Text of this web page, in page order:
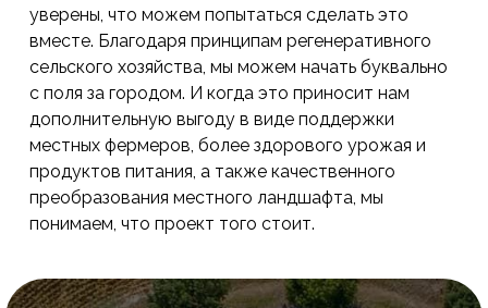
уверены, что можем попытаться сделать это
вместе. Благодаря принципам регенеративного
сельского хозяйства, мы можем начать буквально
с поля за городом. И когда это приносит нам
дополнительную выгоду в виде поддержки
местных фермеров, более здорового урожая и
продуктов питания, а также качественного
преобразования местного ландшафта, мы
понимаем, что проект того стоит.